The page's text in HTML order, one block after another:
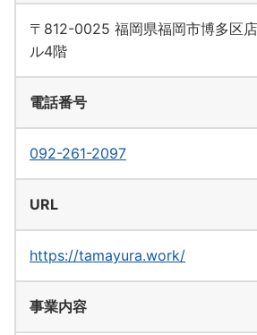
〒812-0025 福岡県福岡市博多区
ル4階
電話番号
092-261-2097
URL
https://tamayura.work/
事業内容